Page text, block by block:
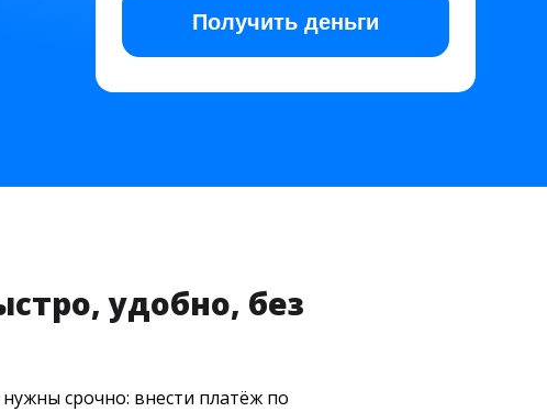
Получить деньги
удобно, без
срочно: внести платёж по